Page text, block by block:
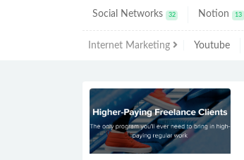
Social Networks 32 Notion 13
Internet Marketing Youtube